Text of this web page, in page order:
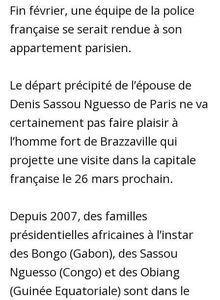
Fin février, une équipe de la police
française se serait rendue à son
appartement parisien.
Le départ précipité de l’épouse de
Denis Sassou Nguesso de Paris ne va
certainement pas faire plaisir à
l’homme fort de Brazzaville qui
projette une visite dans la capitale
française le 26 mars prochain.
Depuis 2007, des familles
présidentielles africaines à l’instar
des Bongo (Gabon), des Sassou
Nguesso (Congo) et des Obiang
(Guinée Equatoriale) sont dans le